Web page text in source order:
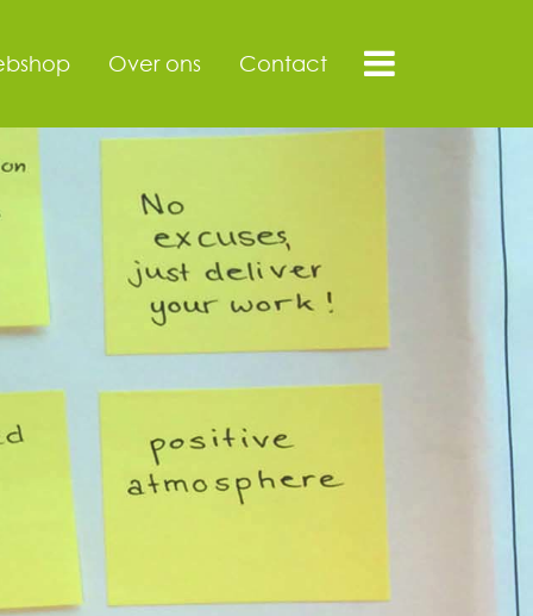
Over ons Contact